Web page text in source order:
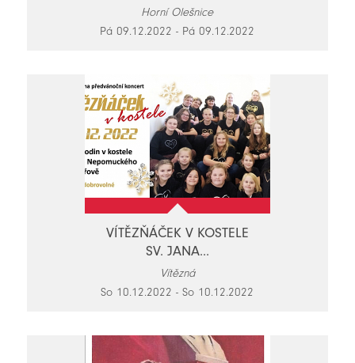
Horní Olešnice
Pá 09.12.2022 - Pá 09.12.2022
VÍTĚZŇÁČEK V KOSTELE
SV. JANA...
Vítězná
So 10.12.2022 - So 10.12.2022